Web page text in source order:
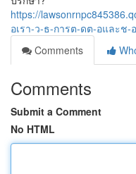
https://
อเรา-ว-ธ-การต-ดต-อและช-
Comments
Comments
Submit a Comment
No HTML